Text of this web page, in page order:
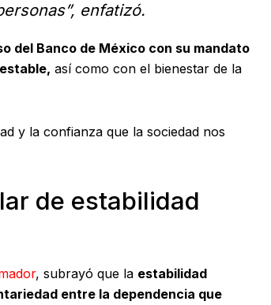
enfatizó.
del Banco de México con su mandato
así como con el bienestar de la
y la confianza que la sociedad nos
de estabilidad
, subrayó que la estabilidad
entre la dependencia que